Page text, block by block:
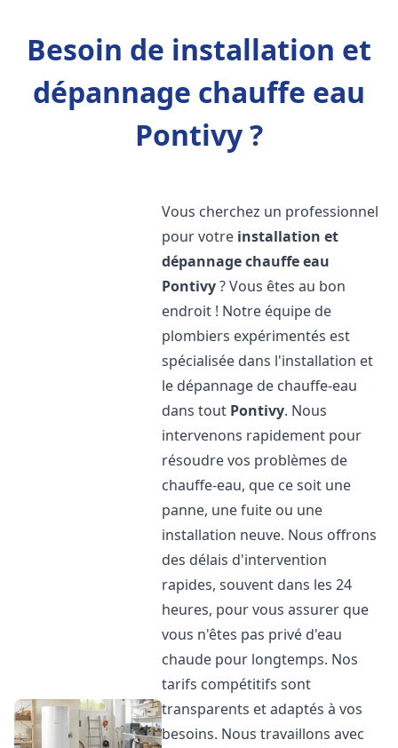
Besoin de installation et
dépannage chauffe eau
Pontivy ?
Vous cherchez un professionnel
pour votre installation et
dépannage chauffe eau
Pontivy? Vous êtes au bon
endroit ! Notre équipe de
plombiers expérimentés est
spécialisée dans l'installation et
le dépannage de chauffe-eau
dans tout Pontivy. Nous
intervenons rapidement pour
résoudre vos problèmes de
chauffe-eau, que ce soit une
panne, une fuite ou une
installation neuve. Nous offrons
des délais d'intervention
rapides, souvent dans les 24
heures, pour vous assurer que
vous n'êtes pas privé d'eau
chaude pour longtemps. Nos
tarifs compétitifs sont
transparents et adaptés à vos
besoins. Nous travaillons avec